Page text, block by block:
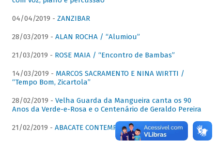
04/04/2019 - ZANZIBAR
28/03/2019 - ALAN ROCHA / “Alumiou”
21/03/2019 - ROSE MAIA / “Encontro de Bambas”
14/03/2019 - MARCOS SACRAMENTO E NINA WIRTTI /
“Tempo Bom, Zicartola”
28/02/2019 - Velha Guarda da Mangueira canta os 90
Anos da Verde-e-Rosa e o Centenário de Geraldo Pereira
21/02/2019 - ABACATE CONTEMPORÂNEO